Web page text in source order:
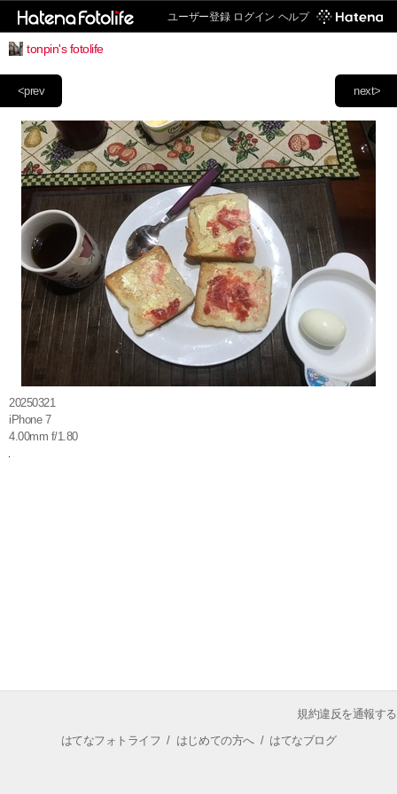
ユーザー登録 ログイン ヘルプ
tonpin's fotolife
next>
<prev
20250321
iPhone 7
4.00mm f/1.80
規約違反を通報する
はてなフォトライフ / はじめての方へ/ はてなブログ